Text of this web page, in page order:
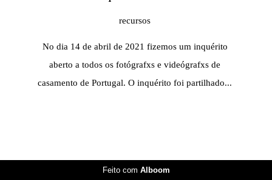
recursos
No dia 14 de abril de 2021 fizemos um inquérito
aberto a todos os fotógrafxs e videógrafxs de
casamento de Portugal. O inquérito foi partilhado...
Feito com Alboom